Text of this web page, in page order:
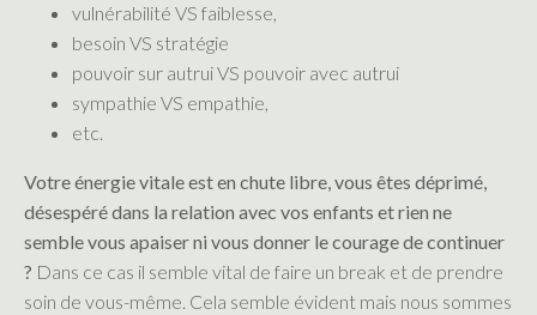
vulnérabilité VS faiblesse,
besoin VS stratégie
pouvoir sur autrui VS pouvoir avec autrui
sympathie VS empathie,
etc.
Votre énergie vitale est en chute libre, vous êtes déprimé,
désespéré dans la relation avec vos enfants et rien ne
semble vous apaiser ni vous donner le courage de continuer
? Dans ce cas il semble vital de faire un break et de prendre
soin de vous-même. Cela semble évident mais nous sommes